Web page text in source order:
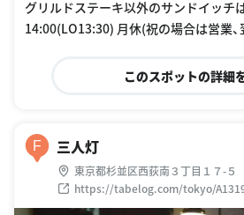
グリルドステーキ以外のサンドイッチ
14:00(LO13:30) 月休(祝の場合は営業、
このスポットの詳細
F 三人灯
東京都杉並区西荻南３丁目１７-５
https://tabelog.com/tokyo/